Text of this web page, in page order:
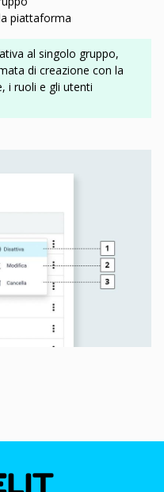
piattaforma
al singolo gruppo,
di creazione con la
i ruoli e gli utenti